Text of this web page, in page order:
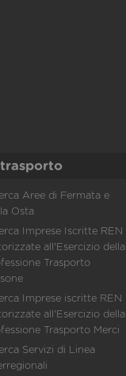
Aree di Fermata e
Osta
Imprese Iscritte REN
all'Esercizio della
Trasporto
Imprese iscritte REN
all'Esercizio della
Trasporto Merci
Servizi di Linea